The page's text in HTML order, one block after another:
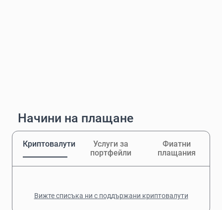
Начини на плащане
Криптовалути
Услуги за
портфейли
Фиатни
плащания
Вижте списъка ни с поддържани криптовалути